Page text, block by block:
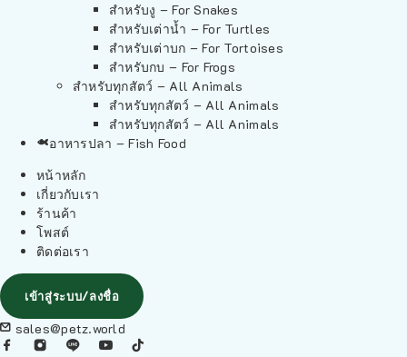
สำหรับงู – For Snakes
สำหรับเต่าน้ำ – For Turtles
สำหรับเต่าบก – For Tortoises
สำหรับกบ – For Frogs
สำหรับทุกสัตว์ – All Animals
สำหรับทุกสัตว์ – All Animals
สำหรับทุกสัตว์ – All Animals
อาหารปลา – Fish Food
หน้าหลัก
เกี่ยวกับเรา
ร้านค้า
โพสต์
ติดต่อเรา
เข้าสู่ระบบ/ลงชื่อ
sales@petz.world